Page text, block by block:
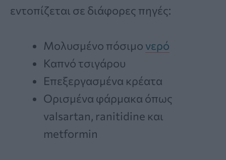
εντοπίζεται σε διάφορες πηγές:
Μολυσμένο πόσιμο νερό
Καπνό τσιγάρου
Επεξεργασμένα κρέατα
Ορισμένα φάρμακα όπως
valsartan, ranitidine και
metformin